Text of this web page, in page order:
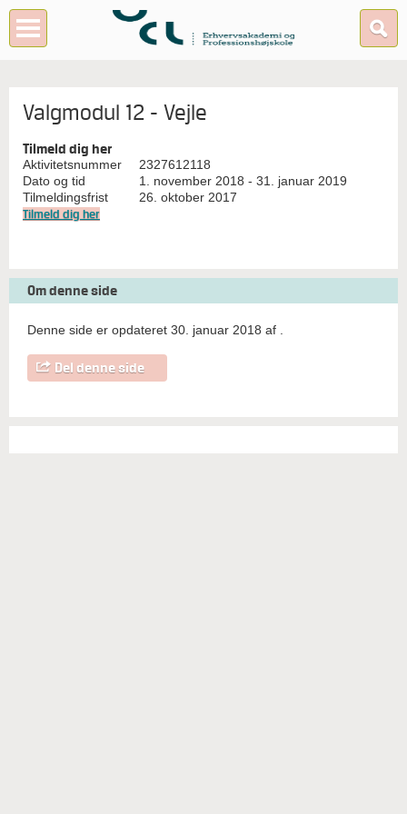
Valgmodul 12 - Vejle
Tilmeld dig her
Aktivitetsnummer
2327612118
Dato og tid
1. november 2018 - 31. januar 2019
Tilmeldingsfrist
26. oktober 2017
Tilmeld dig her
Om denne side
Denne side er opdateret 30. januar 2018 af
Del denne side